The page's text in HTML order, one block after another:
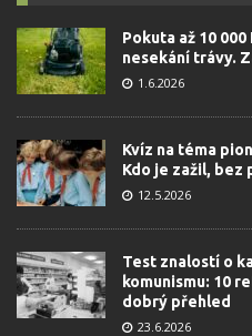
Pokuta až 10
nesekání trávy.
1.6.2026
Kvíz na téma
Kdo je zažil, bez
12.5.2026
Test znalostí o
komunismu: 10
dobrý přehled
23.6.2026